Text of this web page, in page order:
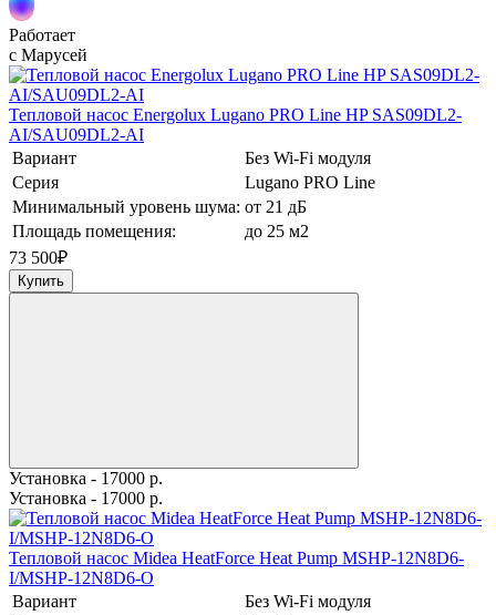
Работает
с Марусей
Тепловой насос Energolux Lugano PRO Line HP SAS09DL2-
AI/SAU09DL2-AI
Вариант
Без Wi-Fi модуля
Серия
Lugano PRO Line
Минимальный уровень шума: от 21 дБ
Площадь помещения:
до 25 м2
73 500₽
Купить
Установка - 17000 р.
Установка - 17000 р.
Тепловой насос Midea HeatForce Heat Pump MSHP-12N8D6-
I/MSHP-12N8D6-O
Вариант
Без Wi-Fi модуля